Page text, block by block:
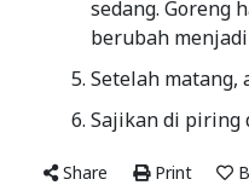
sedang. Goreng
berubah
Setelah matang,
Sajikan di piring
Share Print